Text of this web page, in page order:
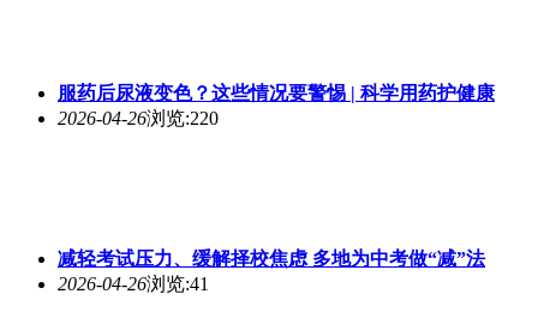
服药后尿液变色？这些情况要警惕 | 科学用药护健康
2026-04-26浏览:220
减轻考试压力、缓解择校焦虑 多地为中考做“减”法
2026-04-26浏览:41